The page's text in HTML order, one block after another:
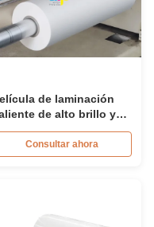
de laminación
de alto brillo y
para la industria de
Consultar ahora